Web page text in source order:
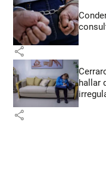
share
hallar
share